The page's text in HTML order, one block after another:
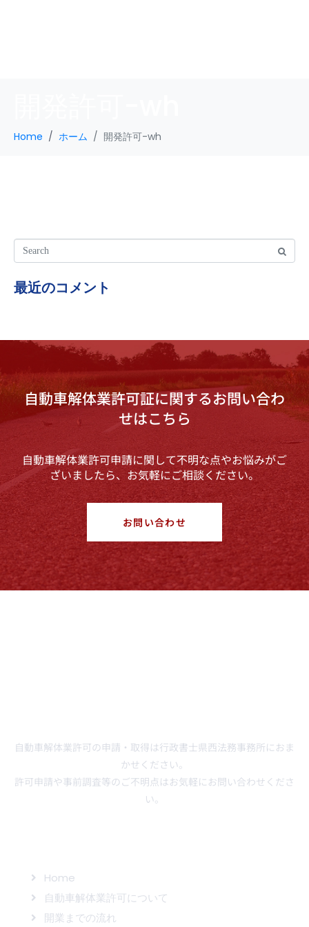
Home ホーム 開発許可-wh
最近のコメント
自動車解体業許可証に関するお問い合わ
せはこちら
自動車解体業許可申請に関して不明な点やお悩みがご
ざいましたら、お気軽にご相談ください。
お問い合わせ
自動車解体業許可の申請・取得は行政書士県西法務事務所におま
かせください。
許可申請や事前調査等のご不明点はお気軽にお問い合わせくださ
い。
Home
自動車解体業許可について
開業までの流れ